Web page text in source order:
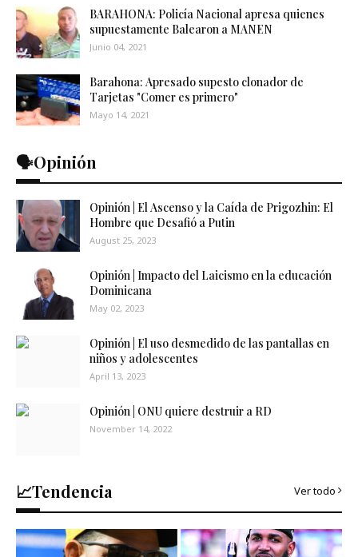
BARAHONA: Policía Nacional apresa quienes
supuestamente Balearon a MANEN
Junio 04, 2021
Barahona: Apresado supesto clonador de
Tarjetas "Comer es primero"
Mayo 14, 2021
🗣️Opinión
Opinión | El Ascenso y la Caída de Prigozhin: El
Hombre que Desafió a Putin
August 25, 2023
Opinión | Impacto del Laicismo en la educación
Dominicana
May 02, 2023
Opinión | El uso desmedido de las pantallas en
niños y adolescentes
April 13, 2023
Opinión | ONU quiere destruir a RD
November 14, 2022
📈Tendencia Ver todo